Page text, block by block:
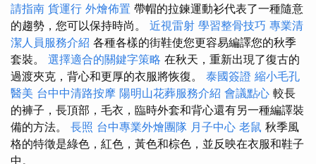
請指南 貨運行 外燴佈置 帶帽的拉鍊運動衫代表了一種隨意
的趨勢，您可以保持時尚。 近視雷射 學習整骨技巧 專業清
潔人員服務介紹 各種各樣的街鞋使您更容易編譯您的秋季
套裝。 選擇適合的關鍵字策略 在秋天，重新出現了復古的
過渡夾克，背心和更厚的衣服將恢復。 泰國簽證 縮小毛孔
醫美 台中中清路按摩 陽明山花葬服務介紹 會議點心 較長
的褲子，長頂部，毛衣，臨時外套和背心還有另一種編譯裝
備的方法。 長照 台中專業外燴團隊 月子中心 老鼠 秋季風
格的特徵是綠色，紅色，黃色和棕色，並反映在衣服和鞋子
中。